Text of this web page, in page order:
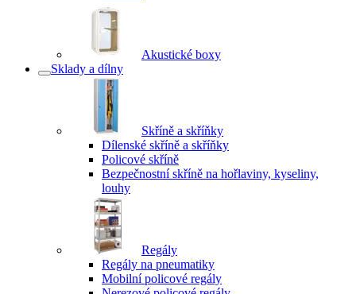
Akustické boxy
Sklady a dílny
Skříně a skříňky
Dílenské skříně a skříňky
Policové skříně
Bezpečnostní skříně na hořlaviny, kyseliny,
louhy
Regály
Regály na pneumatiky
Mobilní policové regály